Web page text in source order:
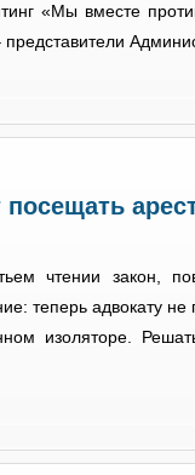
«Мы вместе
чтении закон,
теперь адвокату не
изоляторе.